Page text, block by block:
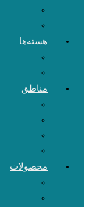
هسته‌ها
مناطق
محصولات